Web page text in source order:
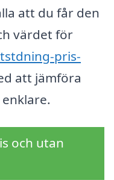
att du får den
värdet för
pris-
att jämföra
och utan